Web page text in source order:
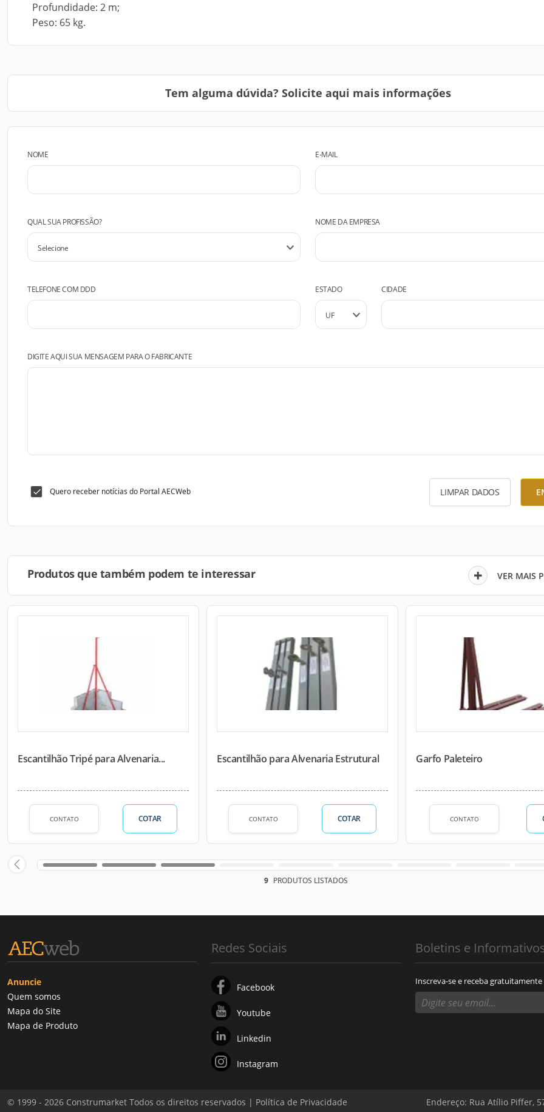
Profundidade: 2 m;
Peso: 65 kg.
Tem alguma dúvida? Solicite aqui mais informações
NOME E-MAIL
QUAL SUA PROFISSÃO? NOME DA EMPRESA
TELEFONE COM DDD ESTADO CIDADE
DIGITE AQUI SUA MENSAGEM PARA O FABRICANTE
Quero receber notícias do Portal AECWeb LIMPAR DADOS
Produtos que também podem te interessar VER MAIS
Escantilhão Tripé para Alvenaria...
CONTATO COTAR
Escantilhão para Alvenaria Estrutural
CONTATO COTAR
Garfo Paleteiro
CONTATO
9 PRODUTOS LISTADOS
Anuncie
Quem somos
Mapa do Site
Mapa de Produto
Redes Sociais
Facebook
Youtube
Linkedin
Instagram
Boletins e
Inscreva-se e receba gratuitamente
© 1999 - 2026 Construmarket Todos os direitos reservados | Política de Privacidade Endereço: Rua Atílio Piffer,